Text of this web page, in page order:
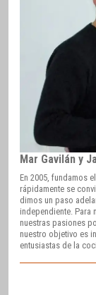
Mar Gavilán y
En 2005, fundamos
rápidamente se
dimos un paso
independiente.
nuestras pasiones
nuestro objetivo es
entusiastas de la